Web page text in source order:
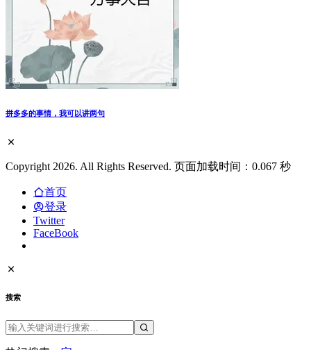
拼多多的事情，我可以讲两句
Copyright 2026. All Rights Reserved. 页面加载时间：0.067 秒
首页
登录
Twitter
FaceBook
搜索